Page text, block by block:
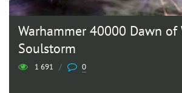
Warhammer 40000 Dawn of
Soulstorm
1 691 / 0